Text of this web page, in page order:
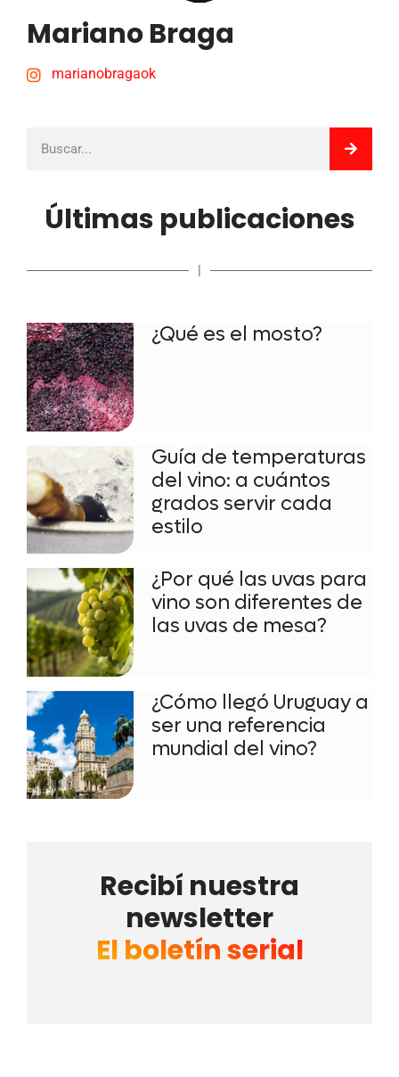
Mariano Braga
marianobragaok
Últimas publicaciones
¿Qué es el mosto?
Guía de temperaturas
del vino: a cuántos
grados servir cada
estilo
¿Por qué las uvas para
vino son diferentes de
las uvas de mesa?
¿Cómo llegó Uruguay a
ser una referencia
mundial del vino?
Recibí nuestra
newsletter
El boletín serial